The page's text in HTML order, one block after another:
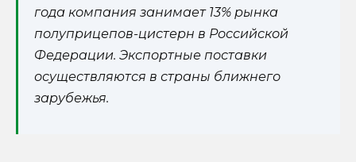
года компания занимает 13% рынка
полуприцепов-цистерн в Российской
Федерации. Экспортные поставки
осуществляются в страны ближнего
зарубежья.